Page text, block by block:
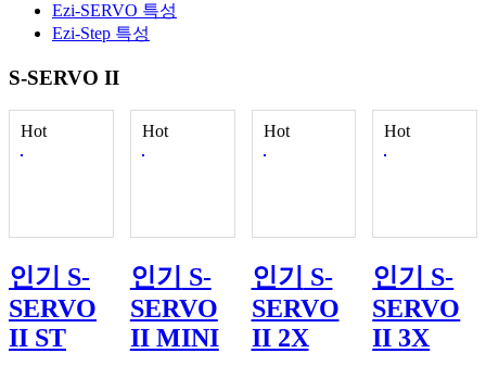
Ezi-SERVO 특성
Ezi-Step 특성
S-SERVO II
Hot
인기
S-
SERVO
II ST
Hot
인기
S-
SERVO
II MINI
Hot
인기
S-
SERVO
II 2X
Hot
인기
S-
SERVO
II 3X